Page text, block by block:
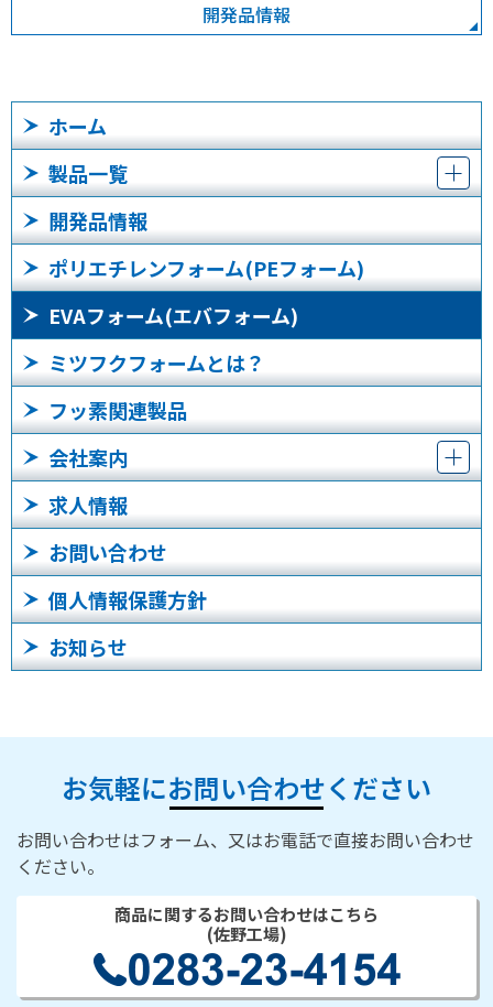
開発品情報
ホーム
製品一覧
開発品情報
ポリエチレンフォーム(PEフォーム)
EVAフォーム(エバフォーム)
ミツフクフォームとは？
フッ素関連製品
会社案内
求人情報
お問い合わせ
個人情報保護方針
お知らせ
お気軽にお問い合わせください
お問い合わせはフォーム、又はお電話で直接お問い合わせ
ください。
商品に関するお問い合わせはこちら
(佐野工場)